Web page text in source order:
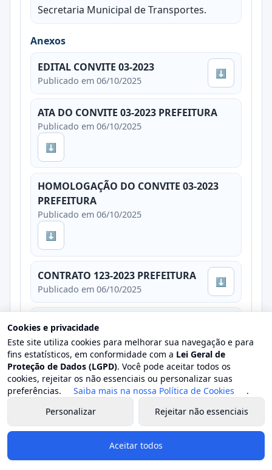
Secretaria Municipal de Transportes.
Anexos
EDITAL CONVITE 03-2023
Publicado em 06/10/2025
⬇
ATA DO CONVITE 03-2023 PREFEITURA
Publicado em 06/10/2025
⬇
HOMOLOGAÇÃO DO CONVITE 03-2023
PREFEITURA
Publicado em 06/10/2025
⬇
CONTRATO 123-2023 PREFEITURA
Publicado em 06/10/2025
⬇
CONTRATO 124-2023 PREFEITURA
Publicado em 06/10/2025
Ver detalhes
Cookies e privacidade
Este site utiliza cookies para melhorar sua navegação e para
fins estatísticos, em conformidade com a Lei Geral de
Proteção de Dados (LGPD). Você pode aceitar todos os
cookies, rejeitar os não essenciais ou personalizar suas
preferências.
Saiba mais na nossa Política de Cookies
.
Personalizar
Rejeitar não essenciais
Aceitar todos